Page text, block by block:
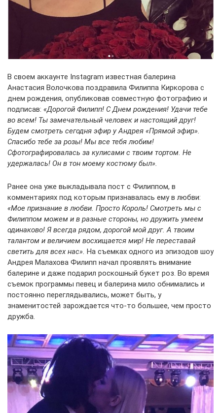
В своем аккаунте Instagram известная балерина
Анастасия Волочкова поздравила Филиппа Киркорова с
днем рождения, опубликовав совместную фотографию и
подписав: «Дорогой Филипп! С Днем рождения! Удачи тебе
во всем! Ты замечательный человек и настоящий друг!
Будем смотреть сегодня эфир у Андрея «Прямой эфир».
Спасибо тебе за розы! Мы все тебя любим!
Сфотографировалась за кулисами с твоим тортом. Не
удержалась! Он в тон моему костюму был».
Ранее она уже выкладывала пост с Филиппом, в
комментариях под которым признавалась ему в любви:
«Мое признание в любви. Просто Король! Смотреть мы с
Филиппом можем и в разные стороны, но дружить умеем
одинаково! Я всегда рядом, дорогой мой друг. А твоим
талантом и величием восхищается мир! Не переставай
светить для всех нас». На съемках одного из эпизодов шоу
Андрея Малахова Филипп начал проявлять внимание
балерине и даже подарил роскошный букет роз. Во время
съемок программы певец и балерина мило обнимались и
постоянно переглядывались, может быть, у
знаменитостей зарождается что-то большее, чем просто
дружба.